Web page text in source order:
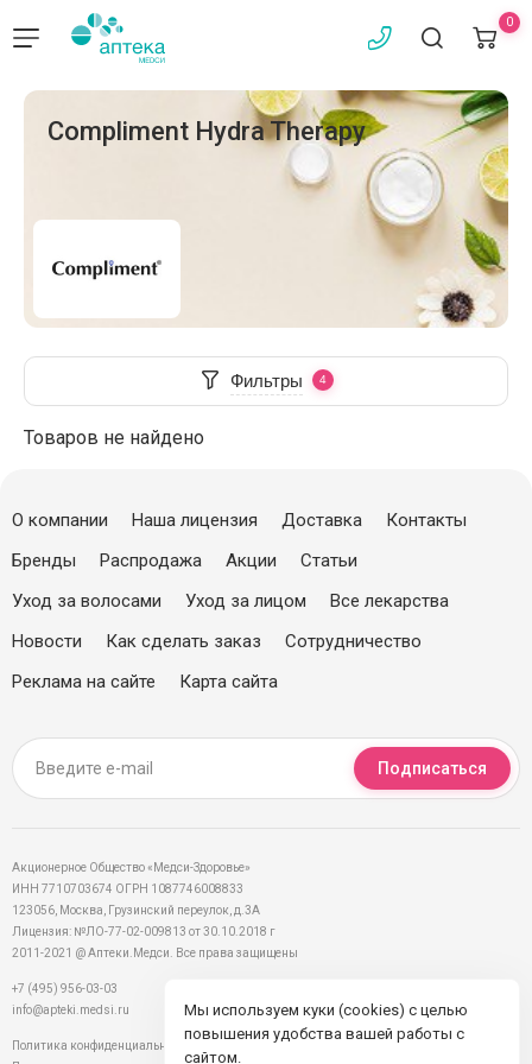
0
Compliment Hydra Therapy
Фильтры
Товаров не найдено
О компании Наша лицензия Доставка
Контакты
Бренды
Распродажа Акции
Статьи
Уход за волосами
Уход за лицом
Все лекарства
Новости
Как сделать заказ
Сотрудничество
Реклама на сайте
Карта сайта
Подписаться
Акционерное Общество «Медси-Здоровье»
ИНН 7710703674 ОГРН 1087746008833
123056, Москва, Грузинский переулок, д.3А
Лицензия: №ЛО-77-02-009813 от 30.10.2018 г
2011-2021 @ Аптеки.Медси. Все права защищены
+7 (495) 956-03-03
info@apteki.medsi.ru
Политика конфиденциальности
Мы используем куки (cookies) с целью
повышения удобства вашей работы с
сайтом.